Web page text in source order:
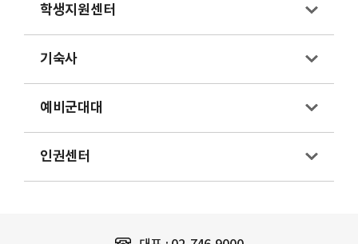
학생지원센터
기숙사
예비군대대
인권센터